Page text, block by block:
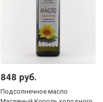
848 руб.
Подсолнечное масло